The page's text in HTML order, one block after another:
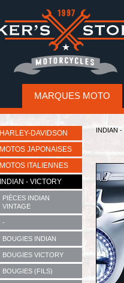
MARQUES MOTO
HARLEY-DAVIDSON
MOTOS JAPONAISES
MOTOS ITALIENNES
INDIAN - VICTORY
PIÈCES INDIAN
VINTAGE
-
BOUGIES INDIAN
BOUGIES VICTORY
BOUGIES (FILS)
INDIAN